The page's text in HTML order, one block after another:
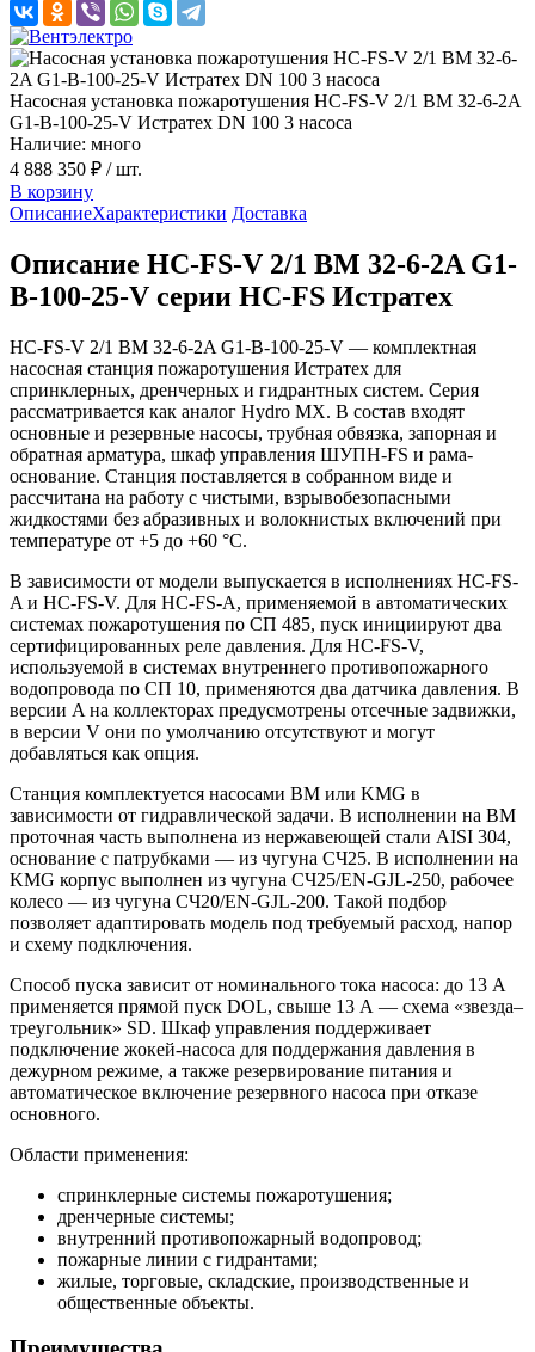
Насосная установка пожаротушения HC-FS-V 2/1 BM 32-6-2A
G1-B-100-25-V Истратех DN 100 3 насоса
Наличие: много
4 888 350 ₽ / шт.
В корзину
ОписаниеХарактеристики Доставка
Описание HC-FS-V 2/1 BM 32-6-2A G1-
B-100-25-V серии HC-FS Истратех
HC-FS-V 2/1 BM 32-6-2A G1-B-100-25-V — комплектная
насосная станция пожаротушения Истратех для
спринклерных, дренчерных и гидрантных систем. Серия
рассматривается как аналог Hydro MX. В состав входят
основные и резервные насосы, трубная обвязка, запорная и
обратная арматура, шкаф управления ШУПН-FS и рама-
основание. Станция поставляется в собранном виде и
рассчитана на работу с чистыми, взрывобезопасными
жидкостями без абразивных и волокнистых включений при
температуре от +5 до +60 °С.
В зависимости от модели выпускается в исполнениях HC-FS-
A и HC-FS-V. Для HC-FS-A, применяемой в автоматических
системах пожаротушения по СП 485, пуск инициируют два
сертифицированных реле давления. Для HC-FS-V,
используемой в системах внутреннего противопожарного
водопровода по СП 10, применяются два датчика давления. В
версии A на коллекторах предусмотрены отсечные задвижки,
в версии V они по умолчанию отсутствуют и могут
добавляться как опция.
Станция комплектуется насосами BM или KMG в
зависимости от гидравлической задачи. В исполнении на BM
проточная часть выполнена из нержавеющей стали AISI 304,
основание с патрубками — из чугуна СЧ25. В исполнении на
KMG корпус выполнен из чугуна СЧ25/EN-GJL-250, рабочее
колесо — из чугуна СЧ20/EN-GJL-200. Такой подбор
позволяет адаптировать модель под требуемый расход, напор
и схему подключения.
Способ пуска зависит от номинального тока насоса: до 13 А
применяется прямой пуск DOL, свыше 13 А — схема «звезда–
треугольник» SD. Шкаф управления поддерживает
подключение жокей-насоса для поддержания давления в
дежурном режиме, а также резервирование питания и
автоматическое включение резервного насоса при отказе
основного.
Области применения:
спринклерные системы пожаротушения;
дренчерные системы;
внутренний противопожарный водопровод;
пожарные линии с гидрантами;
жилые, торговые, складские, производственные и
общественные объекты.